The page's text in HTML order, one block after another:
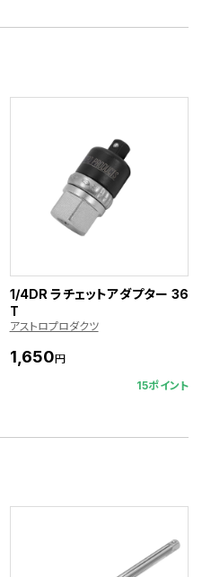
1/4DR ラチェットアダプター 36
T
アストロプロダクツ
1,650円
15ポイント